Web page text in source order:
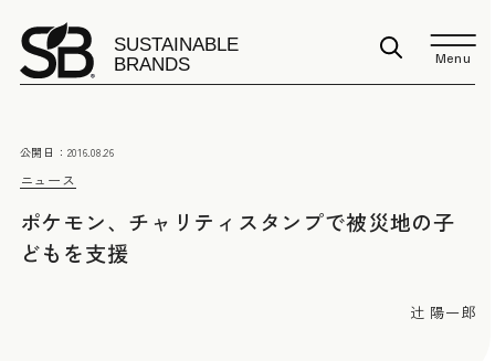
Menu
ニュース
公開日： 2016.08.26
ポケモン、チャリティスタンプで被災地の子
どもを支援
辻 陽一郎